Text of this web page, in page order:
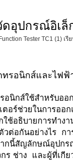
ดอุปกรณ์อิเ
Tester TC1 (1) เรี
รอนิกส์และไฟ
นิกส์ใช้สำหรับอ
ตอร์ช่วยในการอ
ช้อธิบายการทำง
วต่อกันอย่างไร ก
กนี้สัญลักษณ์อุปกร
กร ช่าง และผู้ที่เ